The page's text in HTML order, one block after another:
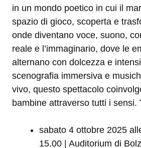
in un mondo poetico in cui il
spazio di gioco, scoperta e
onde diventano voce, suono,
reale e l’immaginario, dove le
alternano con dolcezza e
scenografia immersiva e
vivo, questo spettacolo
bambine attraverso tutti i sensi.
sabato 4 ottobre 2025
15.00 | Auditorium di